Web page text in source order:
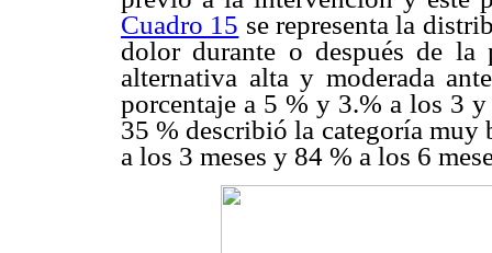
Cuadro 15 se representa la
dolor durante o después de la
alternativa alta y moderada
porcentaje a 5 % y 3.% a los 3
35 % describió la categoría
a los 3 meses y 84 % a los 6